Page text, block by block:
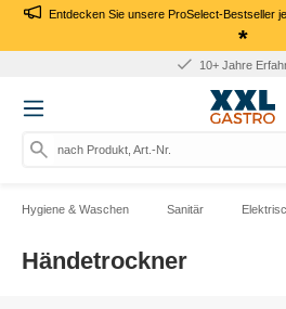
Entdecken Sie unsere ProSelect-Bestseller
*
Für Firmen: Kauf auf
nach Produkt, Art.-Nr., Marke su
Hygiene & Waschen Sanitär
Händetrockner